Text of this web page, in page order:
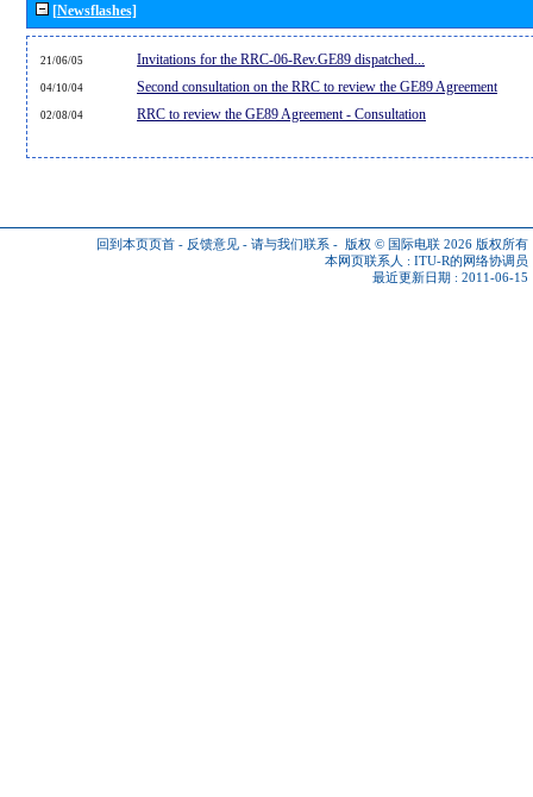
[Newsflashes]
21/06/05 Invitations for the RRC-06-Rev.GE89 dispatched...
04/10/04 Second consultation on the RRC to review the GE89 Agreement
02/08/04 RRC to review the GE89 Agreement - Consultation
回到本页页首 - 反馈意见 - 请与我们联系 - 版权 © 国际电联 2026 版权所有
本网页联系人 : ITU-R的网络协调员
最近更新日期 : 2011-06-15